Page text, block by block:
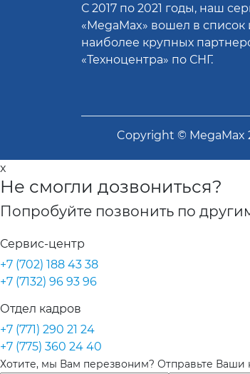
С 2017 по 2021 годы, наш
«MegaMax» вошел в список
наиболее крупных
«Техноцентра» по СНГ.
Copyright © MegaMax
x
Не смогли дозвониться?
Попробуйте позвонить по
Сервис-центр
+7 (702) 188 43 38
+7 (7132) 96 93 96
Отдел кадров
+7 (771) 290 21 24
+7 (775) 360 24 40
Хотите, мы Вам перезвоним? Отправьте